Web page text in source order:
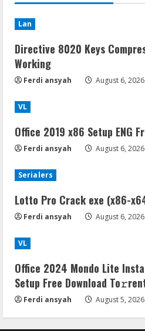
Lan
Directive 8020 Keys
Working
Ferdi ansyah August 6, 2026
VL
Office 2019 x86 Setup ENG
Ferdi ansyah August 6, 2026
Serialers
Lotto Pro Crack exe (x86-
Ferdi ansyah August 6, 2026
VL
Office 2024 Mondo Lite
Setup Frее Download
Ferdi ansyah August 5, 2026